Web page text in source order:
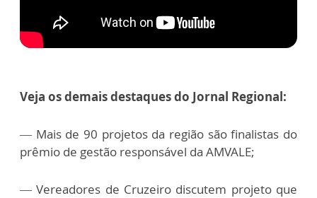
Veja os demais destaques do Jornal Regional:
— Mais de 90 projetos da região são finalistas do
prêmio de gestão responsável da AMVALE;
— Vereadores de Cruzeiro discutem projeto que